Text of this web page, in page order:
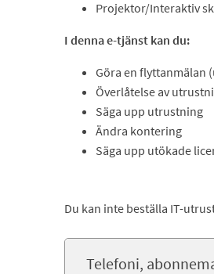
Projektor/Interaktiv
I denna e-tjänst kan du:
Göra en flyttanmälan
Överlåtelse av
Säga upp utrustning
Ändra kontering
Säga upp utökade
Du kan inte beställa IT-
Telefoni,